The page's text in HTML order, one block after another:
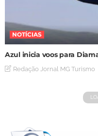
NOTÍCIAS
Azul inicia voos para
Redação Jornal MG Turismo